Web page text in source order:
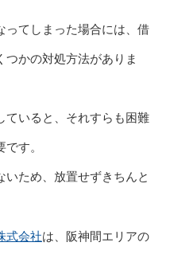
ってしまった場合には、借
つかの対処方法がありま
ていると、それすらも困難
す。
ため、放置せずきちんと
式会社は、阪神間エリアの